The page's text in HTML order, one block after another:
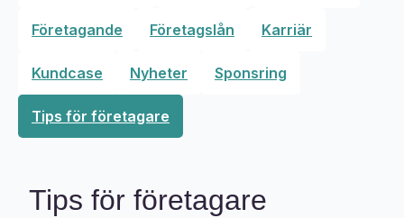
Företagande Företagslån Karriär
Kundcase Nyheter Sponsring
Tips för företagare
Tips för företagare